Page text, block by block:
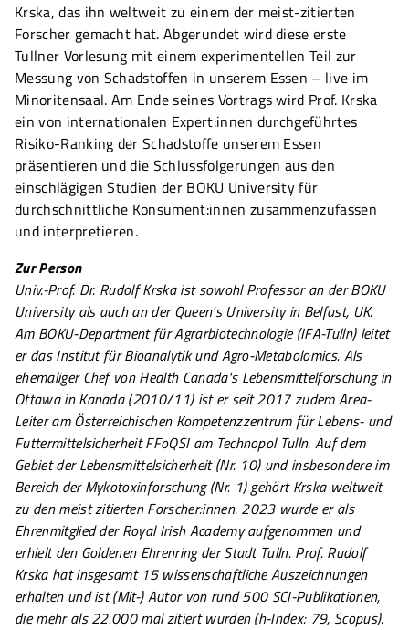
Krska, das ihn weltweit zu einem der meist-zitierten
Forscher gemacht hat. Abgerundet wird diese erste
Tullner Vorlesung mit einem experimentellen Teil zur
Messung von Schadstoffen in unserem Essen – live im
Minoritensaal. Am Ende seines Vortrags wird Prof. Krska
ein von internationalen Expert:innen durchgeführtes
Risiko-Ranking der Schadstoffe unserem Essen
präsentieren und die Schlussfolgerungen aus den
einschlägigen Studien der BOKU University für
durchschnittliche Konsument:innen zusammenzufassen
und interpretieren.
Zur Person
Univ.-Prof. Dr. Rudolf Krska ist sowohl Professor an der BOKU
University als auch an der Queen's University in Belfast, UK.
Am BOKU-Department für Agrarbiotechnologie (IFA-Tulln) leitet
er das Institut für Bioanalytik und Agro-Metabolomics. Als
ehemaliger Chef von Health Canada's Lebensmittelforschung in
Ottawa in Kanada (2010/11) ist er seit 2017 zudem Area-
Leiter am Österreichischen Kompetenzzentrum für Lebens- und
Futtermittelsicherheit FFoQSI am Technopol Tulln. Auf dem
Gebiet der Lebensmittelsicherheit (Nr. 10) und insbesondere im
Bereich der Mykotoxinforschung (Nr. 1) gehört Krska weltweit
zu den meist zitierten Forscher:innen. 2023 wurde er als
Ehrenmitglied der Royal Irish Academy aufgenommen und
erhielt den Goldenen Ehrenring der Stadt Tulln. Prof. Rudolf
Krska hat insgesamt 15 wissenschaftliche Auszeichnungen
erhalten und ist (Mit-) Autor von rund 500 SCI-Publikationen,
die mehr als 22.000 mal zitiert wurden (h-Index: 79, Scopus).